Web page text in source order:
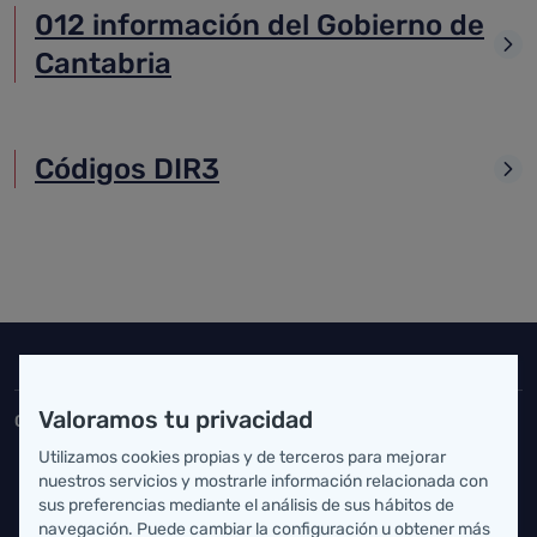
012 información del Gobierno de
Cantabria
Códigos DIR3
Consejería de Salud
Federico Vial 13, 39009 Santander, Cantabria
atencionusuario@cantabria.es
Valoramos tu privacidad
Utilizamos cookies propias y de terceros para mejorar
nuestros servicios y mostrarle información relacionada con
sus preferencias mediante el análisis de sus hábitos de
navegación. Puede cambiar la configuración u obtener más